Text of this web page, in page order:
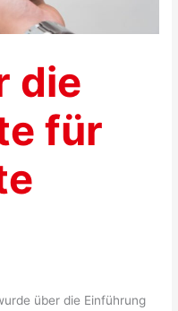
die
für
über die Einführung